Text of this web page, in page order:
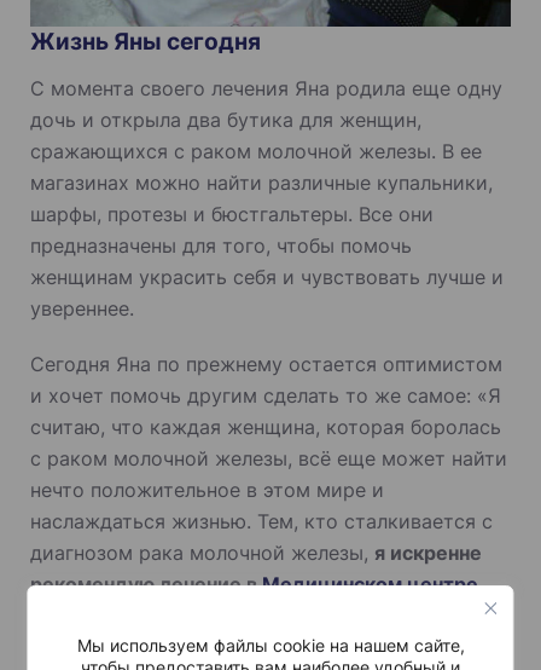
Мы используем файлы cookie на нашем сайте,
Жизнь Яны сегодня
С момента своего лечения Яна родила еще одну
дочь и открыла два бутика для женщин,
сражающихся с раком молочной железы. В ее
магазинах можно найти различные купальники,
шарфы, протезы и бюстгальтеры. Все они
предназначены для того, чтобы помочь
женщинам украсить себя и чувствовать лучше и
увереннее.
Сегодня Яна по прежнему остается оптимистом
и хочет помочь другим сделать то же самое: «Я
считаю, что каждая женщина, которая боролась
с раком молочной железы, всё еще может найти
нечто положительное в этом мире и
наслаждаться жизнью. Тем, кто сталкивается с
диагнозом рака молочной железы, я искренне
рекомендую лечение вМедицинском центре
учреждении в Израиле».